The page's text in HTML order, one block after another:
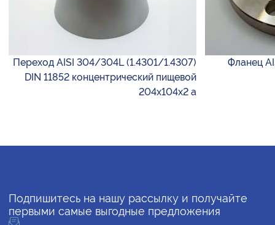
Переход AISI 304/304L (1.4301/1.4307)
DIN 11852 концентрический пищевой
204х104х2 а
Фланец
Подпишитесь на нашу рассылку и получайте
первыми самые выгодные предложения